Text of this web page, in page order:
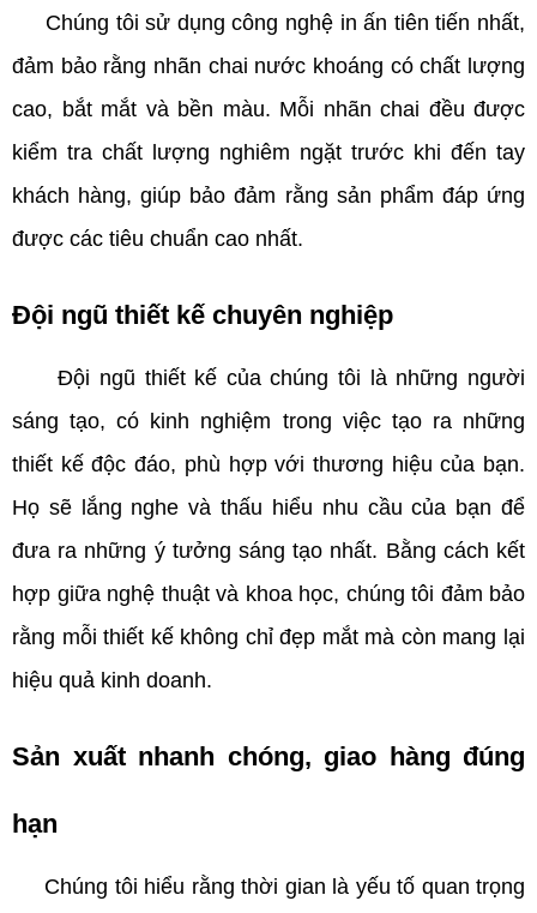
Chúng tôi sử dụng công nghệ in ấn tiên tiến nhất,
đảm bảo rằng nhãn chai nước khoáng có chất lượng
cao, bắt mắt và bền màu. Mỗi nhãn chai đều được
kiểm tra chất lượng nghiêm ngặt trước khi đến tay
khách hàng, giúp bảo đảm rằng sản phẩm đáp ứng
được các tiêu chuẩn cao nhất.
Đội ngũ thiết kế chuyên nghiệp
Đội ngũ thiết kế của chúng tôi là những người
sáng tạo, có kinh nghiệm trong việc tạo ra những
thiết kế độc đáo, phù hợp với thương hiệu của bạn.
Họ sẽ lắng nghe và thấu hiểu nhu cầu của bạn để
đưa ra những ý tưởng sáng tạo nhất. Bằng cách kết
hợp giữa nghệ thuật và khoa học, chúng tôi đảm bảo
rằng mỗi thiết kế không chỉ đẹp mắt mà còn mang lại
hiệu quả kinh doanh.
Sản xuất nhanh chóng, giao hàng đúng
hạn
Chúng tôi hiểu rằng thời gian là yếu tố quan trọng